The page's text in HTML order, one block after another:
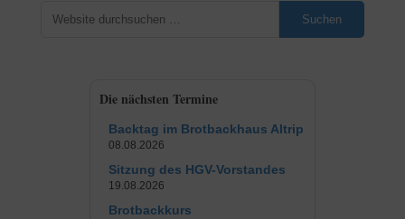
Suchen
Die nächsten Termine
Backtag im Brotbackhaus Altrip
08.08.2026
Sitzung des HGV-Vorstandes
19.08.2026
Brotbackkurs